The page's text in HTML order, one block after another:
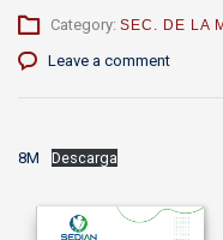
Category: SEC. DE LA
Leave a comment
8M Descarga